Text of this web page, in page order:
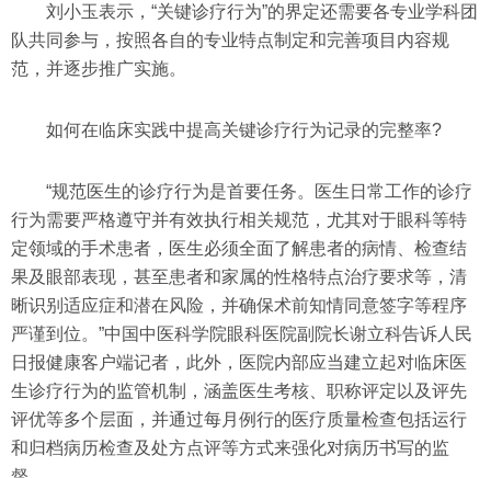
刘小玉表示，“关键诊疗行为”的界定还需要各专业学科团
队共同参与，按照各自的专业特点制定和完善项目内容规
范，并逐步推广实施。
如何在临床实践中提高关键诊疗行为记录的完整率?
“规范医生的诊疗行为是首要任务。医生日常工作的诊疗
行为需要严格遵守并有效执行相关规范，尤其对于眼科等特
定领域的手术患者，医生必须全面了解患者的病情、检查结
果及眼部表现，甚至患者和家属的性格特点治疗要求等，清
晰识别适应症和潜在风险，并确保术前知情同意签字等程序
严谨到位。”中国中医科学院眼科医院副院长谢立科告诉人民
日报健康客户端记者，此外，医院内部应当建立起对临床医
生诊疗行为的监管机制，涵盖医生考核、职称评定以及评先
评优等多个层面，并通过每月例行的医疗质量检查包括运行
和归档病历检查及处方点评等方式来强化对病历书写的监